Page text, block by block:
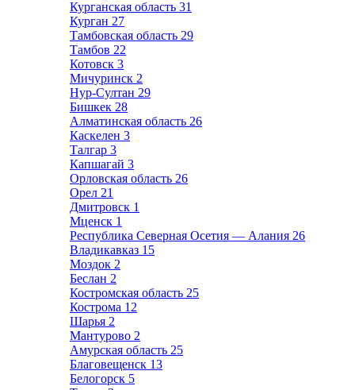
Курганская область 31
Курган 27
Тамбовская область 29
Тамбов 22
Котовск 3
Мичуринск 2
Нур-Султан 29
Бишкек 28
Алматинская область 26
Каскелен 3
Талгар 3
Капшагай 3
Орловская область 26
Орел 21
Дмитровск 1
Мценск 1
Республика Северная Осетия — Алания 26
Владикавказ 15
Моздок 2
Беслан 2
Костромская область 25
Кострома 12
Шарья 2
Мантурово 2
Амурская область 25
Благовещенск 13
Белогорск 5